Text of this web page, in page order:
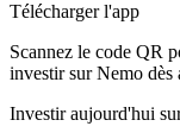
Télécharger l'app
Scannez le code QR
investir sur Nemo dès
Investir aujourd'hui